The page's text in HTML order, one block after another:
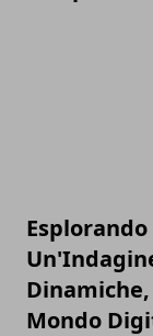
Mondo